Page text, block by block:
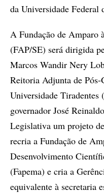
da Universidade Federal
A Fundação de Amparo
(FAP/SE) será dirigida
Marcos Wandir Nery
Reitoria Adjunta de Pós-
Universidade
governador José
Legislativa um projeto
recria a Fundação de
Desenvolvimento
(Fapema) e cria a
equivalente à secretaria